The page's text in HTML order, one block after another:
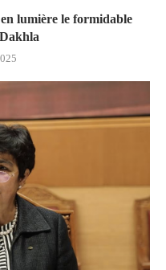
lumière le formidable